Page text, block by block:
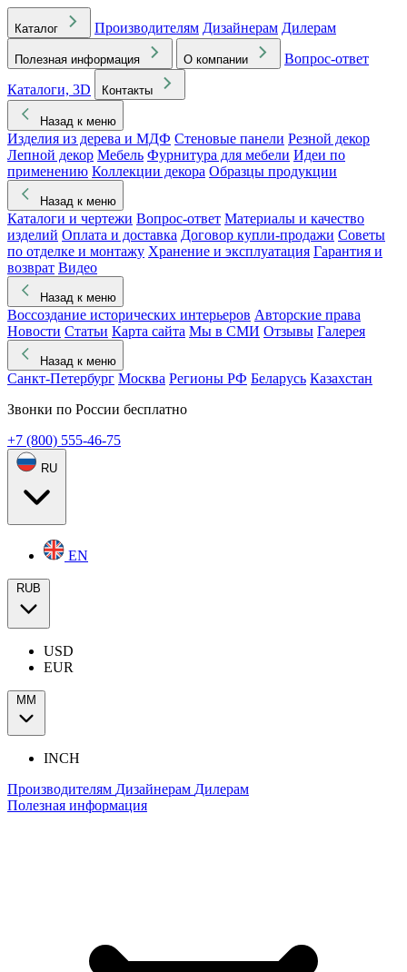
Каталог Производителям Дизайнерам Дилерам
Полезная информация О компании
Вопрос-ответ
Каталоги, 3D
Контакты
Назад к меню
Изделия из дерева и МДФ Стеновые панели Резной декор
Лепной декор Мебель Фурнитура для мебели Идеи по
применению Коллекции декора Образцы продукции
Назад к меню
Каталоги и чертежи Вопрос-ответ Материалы и качество
изделий Оплата и доставка Договор купли-продажи Советы
по отделке и монтажу Хранение и эксплуатация Гарантия и
возврат Видео
Назад к меню
Воссоздание исторических интерьеров Авторские права
Новости Статьи Карта сайта Мы в СМИ Отзывы Галерея
Назад к меню
Санкт-Петербург Москва Регионы РФ Беларусь Казахстан
Звонки по России бесплатно
+7 (800) 555-46-75
RU
EN
RUB
USD
EUR
ММ
INCH
Производителям Дизайнерам Дилерам
Полезная информация